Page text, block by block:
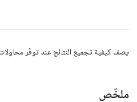
يصف كيفية تجميع النتائج عند توفّر
ملخّص